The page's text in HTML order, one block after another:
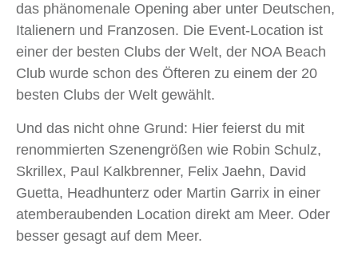
das phänomenale Opening aber unter Deutschen,
Italienern und Franzosen. Die Event-Location ist
einer der besten Clubs der Welt, der NOA Beach
Club wurde schon des Öfteren zu einem der 20
besten Clubs der Welt gewählt.
Und das nicht ohne Grund: Hier feierst du mit
renommierten Szenengrößen wie Robin Schulz,
Skrillex, Paul Kalkbrenner, Felix Jaehn, David
Guetta, Headhunterz oder Martin Garrix in einer
atemberaubenden Location direkt am Meer. Oder
besser gesagt auf dem Meer.